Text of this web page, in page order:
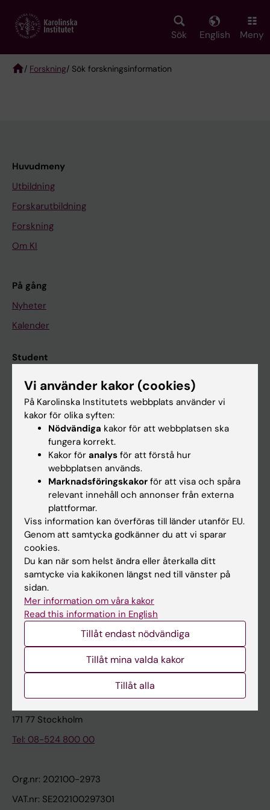
main
Sök English Meny
/ Forskning/ Sök forskningsinformation
Huvudmeny
Utbildning
Forskarutbildning
Forskning
Om KI
På gång
Nyheter
Kalender
Student
Ladok
Canvas
Schema
Studentmejlen
Kurs- och programwebbar
Student på KI
Medarbetare
Medarbetarportalen
Kontakta och besök KI
Universitetsbiblioteket
Stöd forskning och utbildning
Karolinska Institutet Innovation
Kontakta presstjänsten
Karolinska Institutet
171 77 Stockholm
Tel: 08-524 800 00
Org.nr: 202100-2973
VAT.nr: SE202100297301
Vi använder kakor (cookies)
På Karolinska Institutets webbplats använder vi
kakor för olika syften:
Nödvändiga kakor för att webbplatsen ska
fungera korrekt.
Kakor för analys för att förstå hur
webbplatsen används.
Marknadsföringskakor för att visa och spåra
relevant innehåll och annonser från externa
plattformar.
Viss information kan överföras till länder utanför EU.
Genom att samtycka godkänner du att vi sparar
cookies.
Du kan när som helst ändra eller återkalla ditt
samtycke via kakikonen längst ned till vänster på
sidan.
Mer information om våra kakor
Read this information in English
Tillåt endast nödvändiga
Tillåt mina valda kakor
Tillåt alla